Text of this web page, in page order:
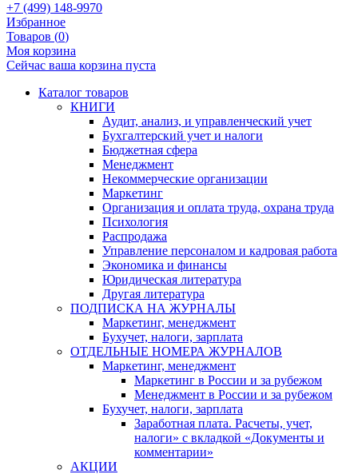
+7 (499) 148-9970
Избранное
Товаров (0)
Моя корзина
Сейчас ваша корзина пуста
Каталог товаров
КНИГИ
Аудит, анализ, и управленческий учет
Бухгалтерский учет и налоги
Бюджетная сфера
Менеджмент
Некоммерческие организации
Маркетинг
Организация и оплата труда, охрана труда
Психология
Распродажа
Управление персоналом и кадровая работа
Экономика и финансы
Юридическая литература
Другая литература
ПОДПИСКА НА ЖУРНАЛЫ
Маркетинг, менеджмент
Бухучет, налоги, зарплата
ОТДЕЛЬНЫЕ НОМЕРА ЖУРНАЛОВ
Маркетинг, менеджмент
Маркетинг в России и за рубежом
Менеджмент в России и за рубежом
Бухучет, налоги, зарплата
Заработная плата. Расчеты, учет,
налоги» с вкладкой «Документы и
комментарии»
АКЦИИ